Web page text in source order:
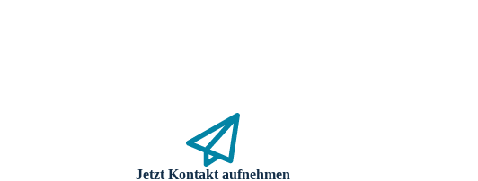
Jetzt Kontakt aufnehmen